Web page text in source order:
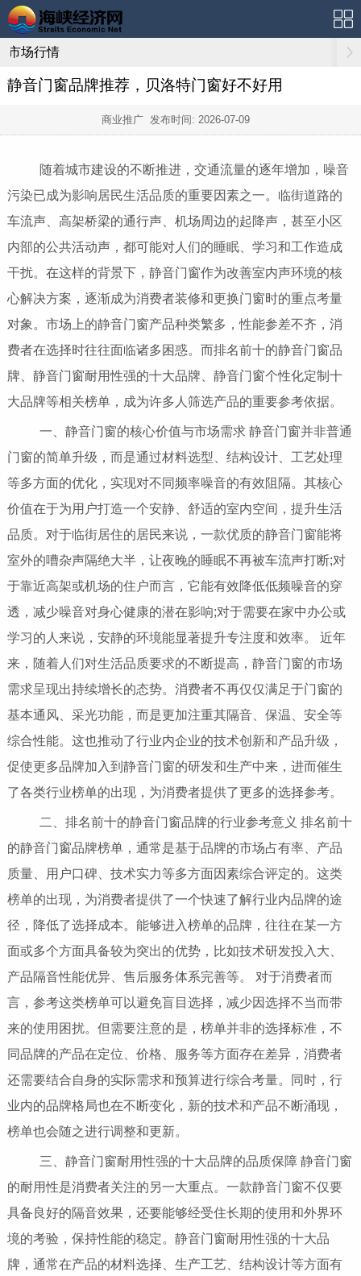
市场行情
静音门窗品牌推荐，贝洛特门窗好不好用
商业推广 发布时间: 2026-07-09
随着城市建设的不断推进，交通流量的逐年增加，噪音
污染已成为影响居民生活品质的重要因素之一。临街道路的
车流声、高架桥梁的通行声、机场周边的起降声，甚至小区
内部的公共活动声，都可能对人们的睡眠、学习和工作造成
干扰。在这样的背景下，静音门窗作为改善室内声环境的核
心解决方案，逐渐成为消费者装修和更换门窗时的重点考量
对象。市场上的静音门窗产品种类繁多，性能参差不齐，消
费者在选择时往往面临诸多困惑。而排名前十的静音门窗品
牌、静音门窗耐用性强的十大品牌、静音门窗个性化定制十
大品牌等相关榜单，成为许多人筛选产品的重要参考依据。
一、静音门窗的核心价值与市场需求 静音门窗并非普通
门窗的简单升级，而是通过材料选型、结构设计、工艺处理
等多方面的优化，实现对不同频率噪音的有效阻隔。其核心
价值在于为用户打造一个安静、舒适的室内空间，提升生活
品质。对于临街居住的居民来说，一款优质的静音门窗能将
室外的嘈杂声隔绝大半，让夜晚的睡眠不再被车流声打断;对
于靠近高架或机场的住户而言，它能有效降低低频噪音的穿
透，减少噪音对身心健康的潜在影响;对于需要在家中办公或
学习的人来说，安静的环境能显著提升专注度和效率。 近年
来，随着人们对生活品质要求的不断提高，静音门窗的市场
需求呈现出持续增长的态势。消费者不再仅仅满足于门窗的
基本通风、采光功能，而是更加注重其隔音、保温、安全等
综合性能。这也推动了行业内企业的技术创新和产品升级，
促使更多品牌加入到静音门窗的研发和生产中来，进而催生
了各类行业榜单的出现，为消费者提供了更多的选择参考。
二、排名前十的静音门窗品牌的行业参考意义 排名前十
的静音门窗品牌榜单，通常是基于品牌的市场占有率、产品
质量、用户口碑、技术实力等多方面因素综合评定的。这类
榜单的出现，为消费者提供了一个快速了解行业内品牌的途
径，降低了选择成本。能够进入榜单的品牌，往往在某一方
面或多个方面具备较为突出的优势，比如技术研发投入大、
产品隔音性能优异、售后服务体系完善等。 对于消费者而
言，参考这类榜单可以避免盲目选择，减少因选择不当而带
来的使用困扰。但需要注意的是，榜单并非的选择标准，不
同品牌的产品在定位、价格、服务等方面存在差异，消费者
还需要结合自身的实际需求和预算进行综合考量。同时，行
业内的品牌格局也在不断变化，新的技术和产品不断涌现，
榜单也会随之进行调整和更新。
三、静音门窗耐用性强的十大品牌的品质保障 静音门窗
的耐用性是消费者关注的另一大重点。一款静音门窗不仅要
具备良好的隔音效果，还要能够经受住长期的使用和外界环
境的考验，保持性能的稳定。静音门窗耐用性强的十大品
牌，通常在产品的材料选择、生产工艺、结构设计等方面有